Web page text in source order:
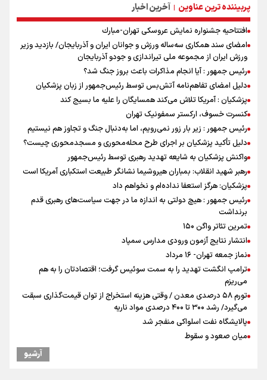
پربیننده ترین عناوین | آخرین اخبار
افتتاحیه جشنواره نمايش عروسكى تهران-مبارك
امضای سند همکاری سه‌ساله ورزش و جوانان ایران و آذربایجان/ بازدید وزیر
ورزش ایران از مجموعه ملی تیراندازی و جودو آذربایجان
رئیس جمهور : آیا انجام مذاکرات باعث بروز جنگ شد؟
دلیل امضای تفاهم‌نامه آتش‌بس توسط رئیس‌جمهور از زبان پزشکیان
پزشکیان : آمریکا تلاش می‌کند همسایگان را علیه ما بسیج کند
کنسرت خسوف، ارکستر سمفونیک تهران
رئیس جمهور : زیر بار زور نمی‌رویم، اما به‌دنبال جنگ و تجاوز هم نیستیم
دلیل تأکید پزشکیان بر اجرای طرح محله‌محوری و مسجدمحوری چیست؟
واکنش پزشکیان به شایعه تهدید رهبری توسط رئیس‌جمهور
رهبر شهید انقلاب: بمباران هیروشیما نشانگر طبیعت استکباری آمریکا است
پزشکیان: هرگز استعفا نداده‌ام و نخواهم داد
رئیس جمهور : هیچ دولتی به اندازه ما در جهت سیاست‌های رهبری قدم
برنداشت
تمرین تئاتر واگن ۱۵۰
انتشار نتایج آزمون ورودی مدارس سمپاد
نماز جمعه تهران- ۱۶ مرداد
ترامپ انگشت تهدید را به سمت سوئیس گرفت؛ اقتصادتان را به هم
می‌ریزم
تورم ۵۸ درصدی معدن / وقتی هزینه استخراج از توان قیمت‌گذاری سبقت
می‌گیرد/ رشد ۳۰۰ تا ۴۰۰ درصدی مواد ناریه
پالایشگاه نفت اسلواکی منفجر شد
میان صعود و سقوط
وزیر ورزش و جوانان ایران از مرکز ملی جودوی جمهوری آذربایجان بازدید
آرشیو